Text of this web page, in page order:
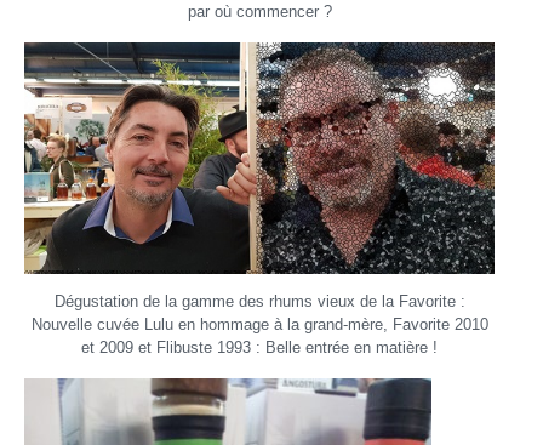
par où commencer ?
Dégustation de la gamme des rhums vieux de la Favorite :
Nouvelle cuvée Lulu en hommage à la grand-mère, Favorite 2010
et 2009 et Flibuste 1993 : Belle entrée en matière !